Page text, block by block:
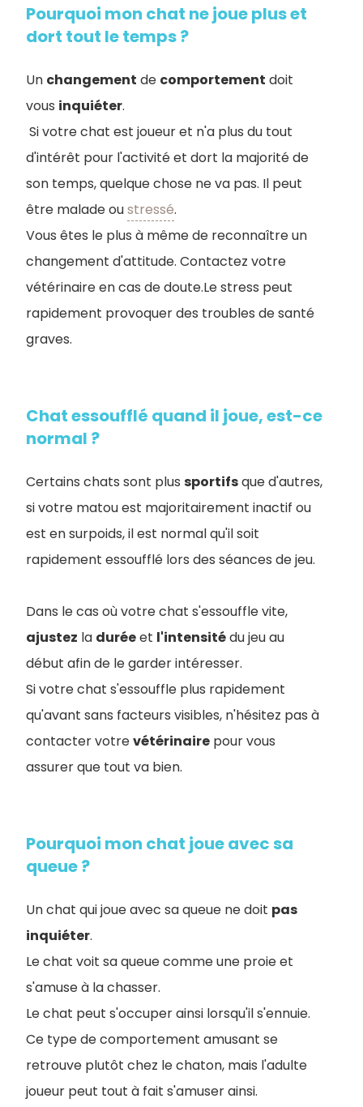
Pourquoi mon chat ne joue plus et
dort tout le temps ?
Un changement de comportement doit
vous inquiéter.
Si votre chat est joueur et n'a plus du tout
d'intérêt pour l'activité et dort la majorité de
son temps, quelque chose ne va pas. Il peut
être malade oustressé.
Vous êtes le plus à même de reconnaître un
changement d'attitude. Contactez votre
vétérinaire en cas de doute.Le stress peut
rapidement provoquer des troubles de santé
graves.
Chat essoufflé quand il joue, est-ce
normal ?
Certains chats sont plus sportifsque d'autres,
si votre matou est majoritairement inactif ou
est en surpoids, il est normal qu'il soit
rapidement essoufflé lors des séances de jeu.
Dans le cas où votre chat s'essouffle vite,
ajustez la duréeet l'intensitédu jeu au
début afin de le garder intéresser.
Si votre chat s'essouffle plus rapidement
qu'avant sans facteurs visibles, n'hésitez pas à
contacter votrevétérinaire pour vous
assurer que tout va bien.
Pourquoi mon chat joue avec sa
queue ?
Un chat qui joue avec sa queue ne doit pas
inquiéter.
Le chat voit sa queue comme une proie et
s'amuse à la chasser.
Le chat peut s'occuper ainsi lorsqu'il s'ennuie.
Ce type de comportement amusant se
retrouve plutôt chez le chaton, mais l'adulte
joueur peut tout à fait s'amuser ainsi.